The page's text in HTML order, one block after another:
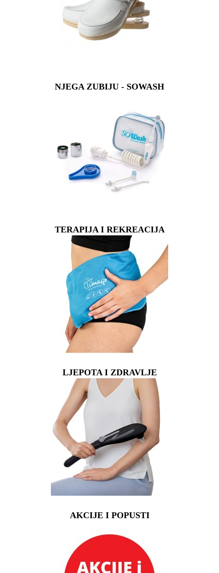
NJEGA ZUBIJU - SOWASH
TERAPIJA I REKREACIJA
LJEPOTA I ZDRAVLJE
AKCIJE I POPUSTI